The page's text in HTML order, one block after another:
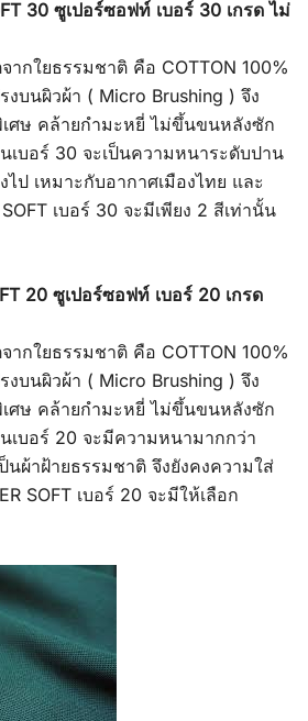
30 ซูเปอร์ซอฟท์ เบอร์ 30 เกรด ไม่
จากใยธรรมชาติ คือ COTTON 100%
งบนผิวผ้า ( Micro Brushing ) จึง
ศษ คล้ายกำมะหยี่ ไม่ขึ้นขนหลังซัก
เบอร์ 30 จะเป็นความหนาระดับปาน
ป เหมาะกับอากาศเมืองไทย และ
เบอร์ 30 จะมีเพียง 2 สีเท่านั้น
20 ซูเปอร์ซอฟท์ เบอร์ 20 เกรด
จากใยธรรมชาติ คือ COTTON 100%
งบนผิวผ้า ( Micro Brushing ) จึง
ศษ คล้ายกำมะหยี่ ไม่ขึ้นขนหลังซัก
เบอร์ 20 จะมีความหนามากกว่า
นผ้าฝ้ายธรรมชาติ จึงยังคงความใส่
SOFT เบอร์ 20 จะมีให้เลือก